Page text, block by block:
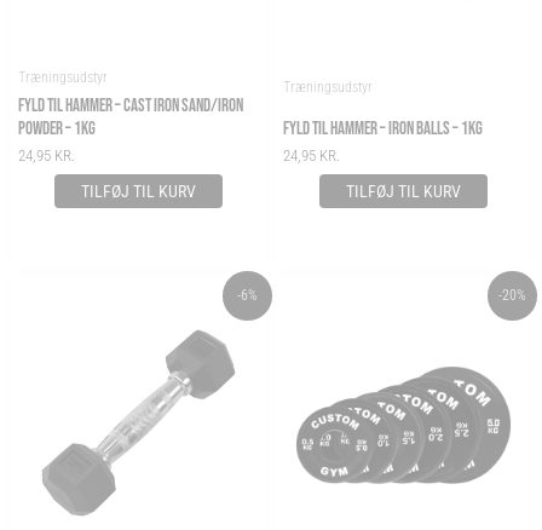
Træningsudstyr
FYLD TIL HAMMER – CAST IRON SAND/IRON
POWDER – 1KG
24,95 KR.
TILFØJ TIL KURV
Træningsudstyr
FYLD TIL HAMMER – IRON BALLS – 1KG
24,95 KR.
TILFØJ TIL KURV
-6%
36,56 KR..
-20%
378,00 KR.